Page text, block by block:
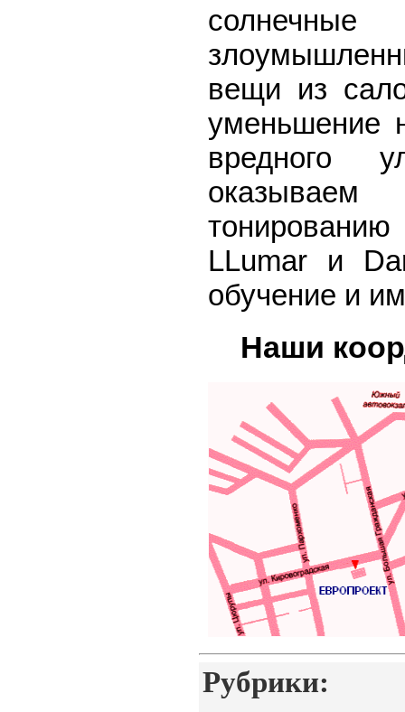
вещи из
уменьшение
вредного
оказываем
LLumar и
обучение и
Наши
Рубрики: